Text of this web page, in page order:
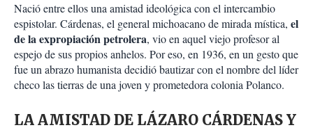
Nació entre ellos una amistad ideológica con el intercambio
espistolar. Cárdenas, el general michoacano de mirada mística, el
de la expropiación petrolera, vio en aquel viejo profesor al
espejo de sus propios anhelos. Por eso, en 1936, en un gesto que
fue un abrazo humanista decidió bautizar con el nombre del líder
checo las tierras de una joven y prometedora colonia Polanco.
LA AMISTAD DE LÁZARO CÁRDENAS Y